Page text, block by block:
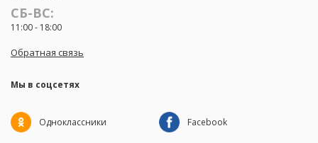
СБ-ВС:
11:00 - 18:00
Обратная связь
Мы в соцсетях
Одноклассники Facebook